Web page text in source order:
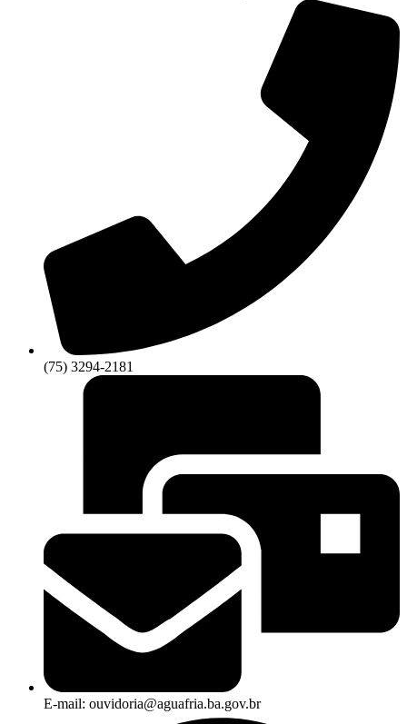
(75) 3294-2181
E-mail: ouvidoria@aguafria.ba.gov.br